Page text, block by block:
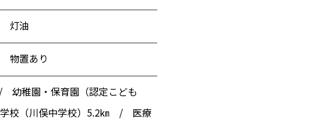
灯油
物置あり
稚園・保育園（認定こども
校（川俣中学校）5.2㎞ / 医療